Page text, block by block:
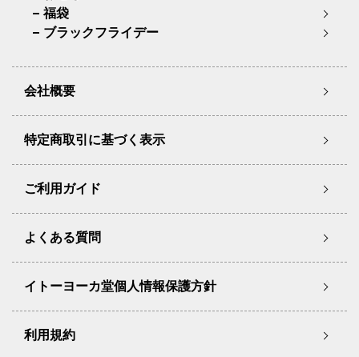
福袋
ブラックフライデー
会社概要
特定商取引に基づく表示
ご利用ガイド
よくある質問
イトーヨーカ堂個人情報保護方針
利用規約